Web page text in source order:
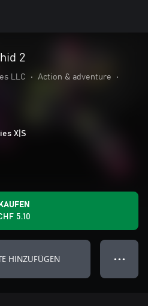
2
LLC • Action & adventure
•
X|S
KAUFEN
5.10
HINZUFÜGEN ● ● ●